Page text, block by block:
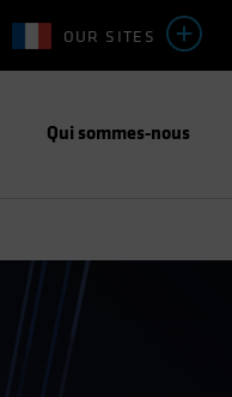
OUR SITES
Qui sommes-nous